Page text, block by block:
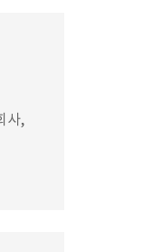
사,